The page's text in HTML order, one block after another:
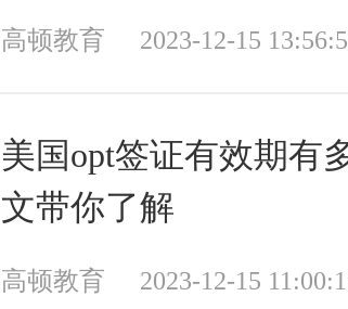
高顿教育 2023-12-15
美国opt签证有效期有
文带你了解
高顿教育 2023-12-15